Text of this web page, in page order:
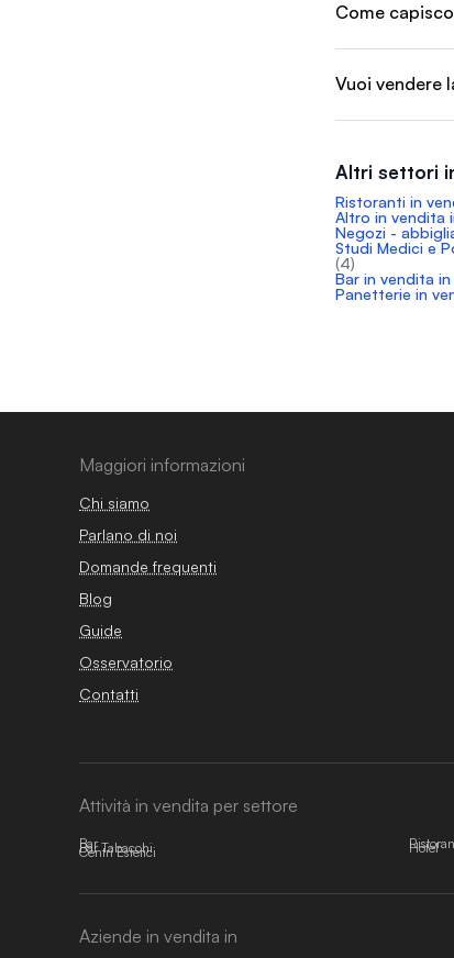
Come
Vuoi vendere
Altri settori
Ristoranti in
Altro in vendita
Negozi -
Studi Medici e
(4)
Bar in vendita in
Panetterie in
Maggiori informazioni
Chi siamo
Parlano di noi
Domande frequenti
Blog
Guide
Osservatorio
Contatti
Attività in vendita per settore
Bar
Bar Tabacchi Hotel
Centri Estetici
Aziende in vendita in